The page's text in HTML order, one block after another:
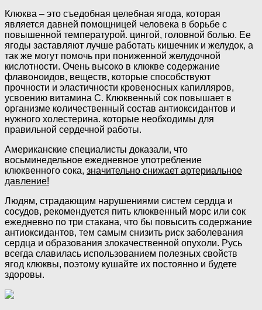
Клюква – это съедобная целебная ягода, которая
является давней помощницей человека в борьбе с
повышенной температурой. цингой, головной болью. Ее
ягоды заставляют лучше работать кишечник и желудок, а
так же могут помочь при пониженной желудочной
кислотности. Очень высоко в клюкве содержание
флавоноидов, веществ, которые способствуют
прочности и эластичности кровеносных капилляров,
усвоению витамина С. Клюквенный сок повышает в
организме количественный состав антиоксидантов и
нужного холестерина. которые необходимы для
правильной сердечной работы.
Американские специалисты доказали, что
восьминедельное ежедневное употребление
клюквенного сока, значительно снижает артериальное
давление!
Людям, страдающим нарушениями систем сердца и
сосудов, рекомендуется пить клюквенный морс или сок
ежедневно по три стакана, что бы повысить содержание
антиоксидантов, тем самым снизить риск заболевания
сердца и образования злокачественной опухоли. Русь
всегда славилась использованием полезных свойств
ягод клюквы, поэтому кушайте их постоянно и будете
здоровы.